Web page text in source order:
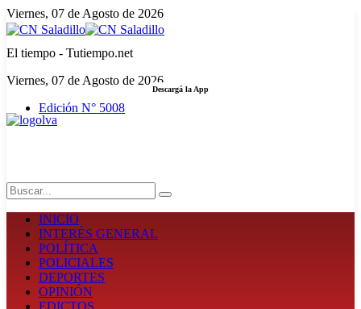
Viernes, 07 de Agosto de 2026
El tiempo - Tutiempo.net
Viernes, 07 de Agosto de 2026
Edición N° 5008
Descargá la App
INICIO
INTERÉS GENERAL
POLÍTICA
POLICIALES
DEPORTES
OPINIÓN